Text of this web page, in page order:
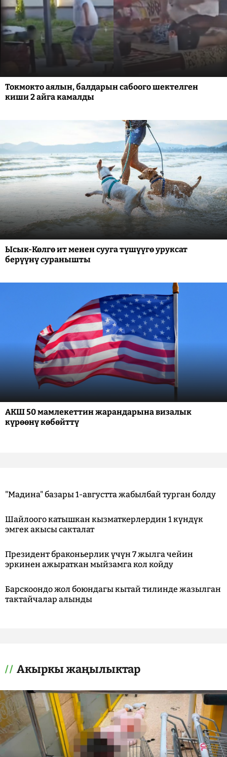
Токмокто аялын, балдарын сабоого шектелген
киши 2 айга камалды
Ысык-Көлгө ит менен сууга түшүүгө уруксат
берүүнү суранышты
АКШ 50 мамлекеттин жарандарына визалык
күрөөнү көбөйттү
"Мадина" базары 1-августта жабылбай турган болду
Шайлоого катышкан кызматкерлердин 1 күндүк
эмгек акысы сакталат
Президент браконьерлик үчүн 7 жылга чейин
эркинен ажыраткан мыйзамга кол койду
Барскоондо жол боюндагы кытай тилинде жазылган
тактайчалар алынды
Акыркы жаңылыктар